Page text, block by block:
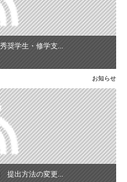
奨学生・修学支...
お知らせ
提出方法の変更...